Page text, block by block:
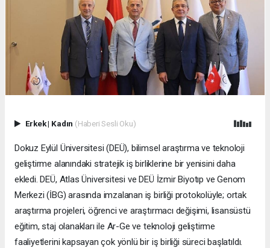
Erkek| Kadın (Haberi Sesli Oku)
Dokuz Eylül Üniversitesi (DEÜ), bilimsel araştırma ve teknoloji
geliştirme alanındaki stratejik iş birliklerine bir yenisini daha
ekledi. DEÜ, Atlas Üniversitesi ve DEÜ İzmir Biyotıp ve Genom
Merkezi (İBG) arasında imzalanan iş birliği protokolüyle; ortak
araştırma projeleri, öğrenci ve araştırmacı değişimi, lisansüstü
eğitim, staj olanakları ile Ar-Ge ve teknoloji geliştirme
faaliyetlerini kapsayan çok yönlü bir iş birliği süreci başlatıldı.